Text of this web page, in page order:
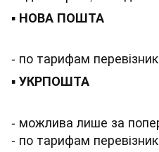
▪ НОВА ПОШТА
- по тарифам
▪УКРПОШТА
- можлива лише за
- по тарифам